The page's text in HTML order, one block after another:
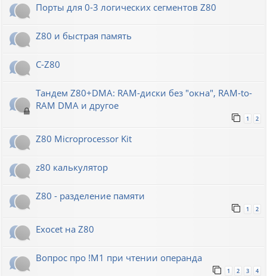
Порты для 0-3 логических сегментов Z80
Z80 и быстрая память
C-Z80
Тандем Z80+DMA: RAM-диски без "окна", RAM-to-
RAM DMA и другое
1 2
Z80 Microprocessor Kit
z80 калькулятор
Z80 - разделение памяти
1 2
Exocet на Z80
Вопрос про !M1 при чтении операнда
1 2 3 4